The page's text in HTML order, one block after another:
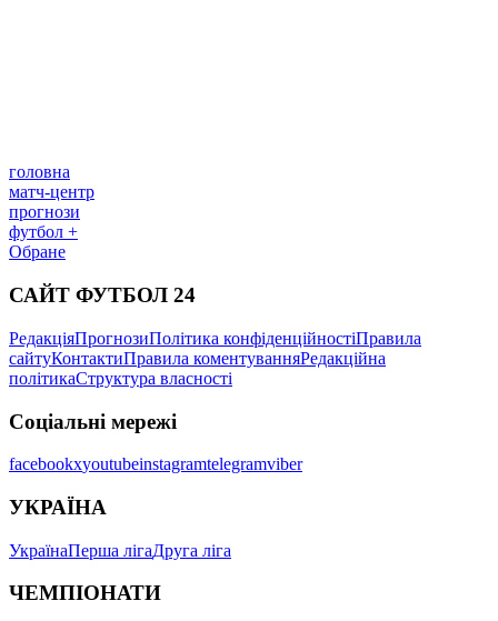
головна
матч-центр
прогнози
футбол +
Обране
САЙТ ФУТБОЛ 24
РедакціяПрогнозиПолітика конфіденційностіПравила
сайтуКонтактиПравила коментуванняРедакційна
політикаСтруктура власності
Соціальні мережі
facebookxyoutubeinstagramtelegramviber
УКРАЇНА
УкраїнаПерша лігаДруга ліга
ЧЕМПІОНАТИ